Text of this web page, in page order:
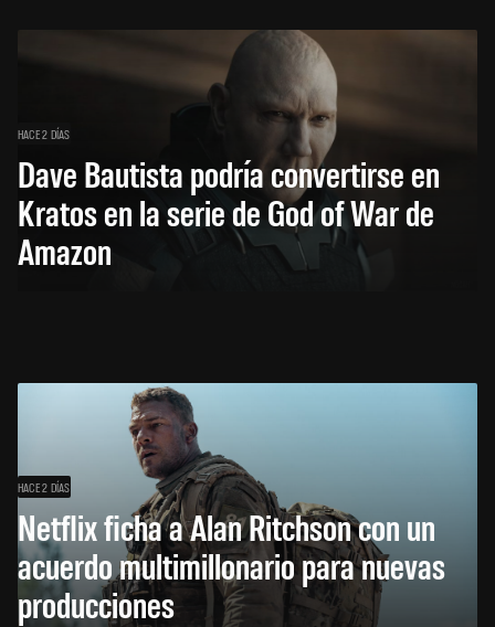
HACE 2 DÍAS
Dave Bautista podría convertirse en
Kratos en la serie de God of War de
Amazon
HACE 2 DÍAS
Netflix ficha a Alan Ritchson con un
acuerdo multimillonario para nuevas
producciones